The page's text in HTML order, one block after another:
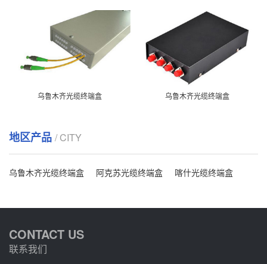
乌鲁木齐光缆终端盒 乌鲁木齐光缆终端盒
地区产品 / CITY
乌鲁木齐光缆终端盒 阿克苏光缆终端盒 喀什光缆终端盒
CONTACT US
联系我们